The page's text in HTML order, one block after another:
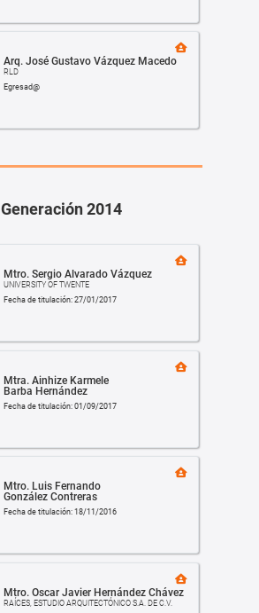
Arq. José Gustavo Vázquez Macedo
RLD
Egresad@
Generación 2014
Mtro. Sergio Alvarado Vázquez
UNIVERSITY OF TWENTE
Fecha de titulación: 27/01/2017
Mtra. Ainhize Karmele
Barba Hernández
Fecha de titulación: 01/09/2017
Mtro. Luis Fernando
González Contreras
Fecha de titulación: 18/11/2016
Mtro. Oscar Javier Hernández Chávez
RAÍCES, ESTUDIO ARQUITECTÓNICO S.A. DE C.V.